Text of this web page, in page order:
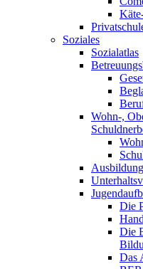
Soziales
Sozialatlas
Wohn-,
Die
Die
Das